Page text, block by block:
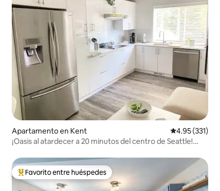
Apartamento en Kent Calificación
4.95 (331)
¡Oasis al atardecer a 20 minutos del centro de Seattle!
Favorito entre huéspedes preferido
Favorito entre huéspedes